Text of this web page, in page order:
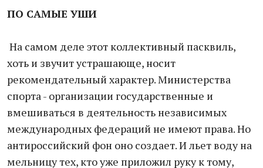
ПО САМЫЕ УШИ
На самом деле этот коллективный пасквиль,
хоть и звучит устрашающе, носит
рекомендательный характер. Министерства
спорта - организации государственные и
вмешиваться в деятельность независимых
международных федераций не имеют права. Но
антироссийский фон оно создает. И льет воду на
мельницу тех, кто уже приложил руку к тому,